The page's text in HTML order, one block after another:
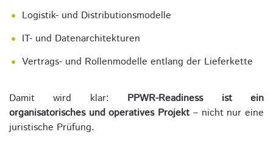
Logistik- und Distributionsmodelle
IT- und Datenarchitekturen
Vertrags- und Rollenmodelle entlang der Lieferkette
Damit wird klar: PPWR-Readiness ist ein
organisatorisches und operatives Projekt – nicht nur eine
juristische Prüfung.